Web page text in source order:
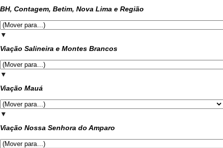
BH, Contagem, Betim, Nova Lima e Região
▼
Viação Salineira e Montes Brancos
▼
Viação Mauá
▼
Viação Nossa Senhora do Amparo